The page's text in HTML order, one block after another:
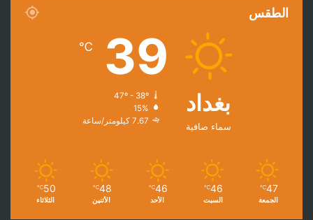
الطقس
بغداد
سماء صافية
39
℃
47º - 38º
15%
7.67 كيلومتر/ساعة
47
℃
الجمعة
46
℃
السبت
46
℃
الأحد
48
℃
الأثنين
50
℃
الثلاثاء